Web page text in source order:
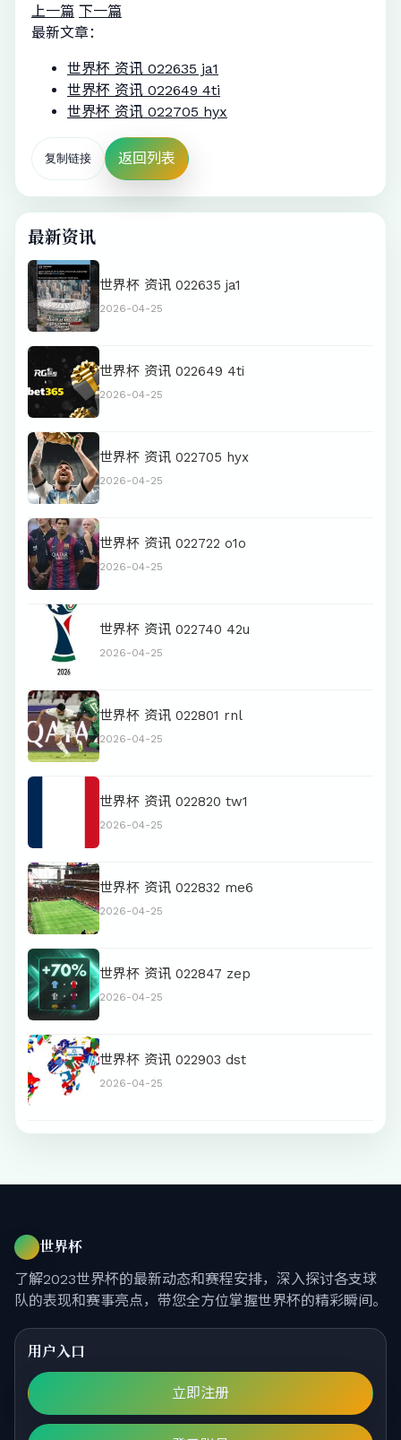
上一篇 下一篇
最新文章：
世界杯 资讯 022635 ja1
世界杯 资讯 022649 4ti
世界杯 资讯 022705 hyx
复制链接 返回列表
最新资讯
世界杯 资讯 022635 ja1
2026-04-25
世界杯 资讯 022649 4ti
2026-04-25
世界杯 资讯 022705 hyx
2026-04-25
世界杯 资讯 022722 o1o
2026-04-25
世界杯 资讯 022740 42u
2026-04-25
世界杯 资讯 022801 rnl
2026-04-25
世界杯 资讯 022820 tw1
2026-04-25
世界杯 资讯 022832 me6
2026-04-25
世界杯 资讯 022847 zep
2026-04-25
世界杯 资讯 022903 dst
2026-04-25
世界杯
了解2023世界杯的最新动态和赛程安排，深入探讨各支球
队的表现和赛事亮点，带您全方位掌握世界杯的精彩瞬间。
用户入口
立即注册